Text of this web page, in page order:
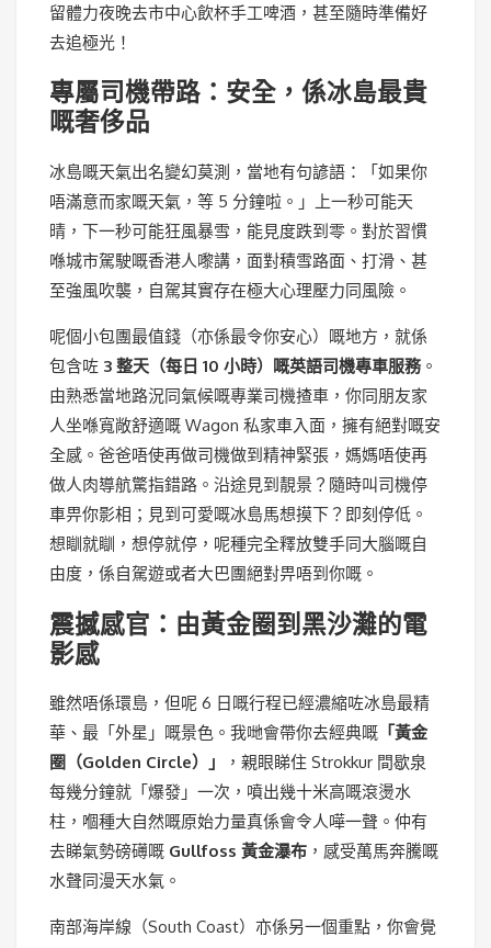
留體力夜晚去市中心飲杯手工啤酒，甚至隨時準備好
去追極光！
專屬司機帶路：安全，係冰島最貴
嘅奢侈品
冰島嘅天氣出名變幻莫測，當地有句諺語：「如果你
唔滿意而家嘅天氣，等 5 分鐘啦。」上一秒可能天
晴，下一秒可能狂風暴雪，能見度跌到零。對於習慣
喺城市駕駛嘅香港人嚟講，面對積雪路面、打滑、甚
至強風吹襲，自駕其實存在極大心理壓力同風險。
呢個小包團最值錢（亦係最令你安心）嘅地方，就係
包含咗 3 整天（每日 10 小時）嘅英語司機專車服務。
由熟悉當地路況同氣候嘅專業司機揸車，你同朋友家
人坐喺寬敞舒適嘅 Wagon 私家車入面，擁有絕對嘅安
全感。爸爸唔使再做司機做到精神緊張，媽媽唔使再
做人肉導航驚指錯路。沿途見到靚景？隨時叫司機停
車畀你影相；見到可愛嘅冰島馬想摸下？即刻停低。
想瞓就瞓，想停就停，呢種完全釋放雙手同大腦嘅自
由度，係自駕遊或者大巴團絕對畀唔到你嘅。
震撼感官：由黃金圈到黑沙灘的電
影感
雖然唔係環島，但呢 6 日嘅行程已經濃縮咗冰島最精
華、最「外星」嘅景色。我哋會帶你去經典嘅 「黃金
圈（Golden Circle）」
，親眼睇住 Strokkur 間歇泉
每幾分鐘就「爆發」一次，噴出幾十米高嘅滾燙水
柱，嗰種大自然嘅原始力量真係會令人嘩一聲。仲有
去睇氣勢磅礡嘅 Gullfoss 黃金瀑布 ，感受萬馬奔騰嘅
水聲同漫天水氣。
南部海岸線（South Coast）亦係另一個重點，你會覺